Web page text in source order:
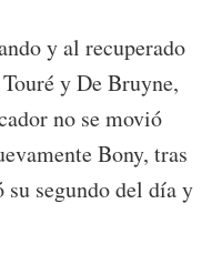
y al recuperado
y De Bruyne,
no se movió
Bony, tras
su segundo del día y